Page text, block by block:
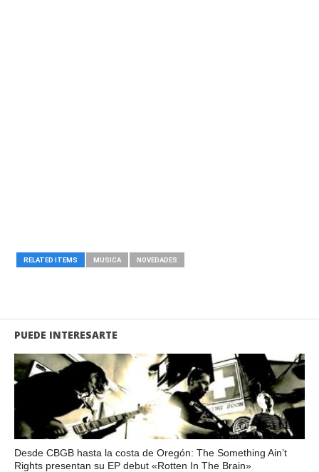
RELATED ITEMS MUSICA NOVEDADES
PUEDE INTERESARTE
Desde CBGB hasta la costa de Oregón: The Something Ain’t
Rights presentan su EP debut «Rotten In The Brain»